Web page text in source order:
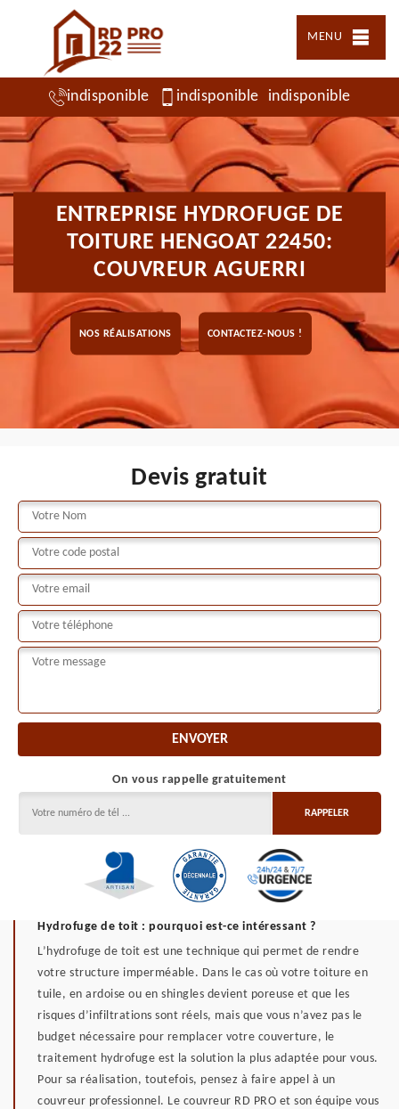
MENU
indisponible indisponible indisponible
ENTREPRISE HYDROFUGE DE
TOITURE HENGOAT 22450:
COUVREUR AGUERRI
NOS RÉALISATIONS CONTACTEZ-NOUS !
Devis gratuit
On vous rappelle gratuitement
Hydrofuge de toit : pourquoi est-ce intéressant ?
L’hydrofuge de toit est une technique qui permet de rendre
votre structure imperméable. Dans le cas où votre toiture en
tuile, en ardoise ou en shingles devient poreuse et que les
risques d’infiltrations sont réels, mais que vous n’avez pas le
budget nécessaire pour remplacer votre couverture, le
traitement hydrofuge est la solution la plus adaptée pour vous.
Pour sa réalisation, toutefois, pensez à faire appel à un
couvreur professionnel. Le couvreur RD PRO et son équipe vous